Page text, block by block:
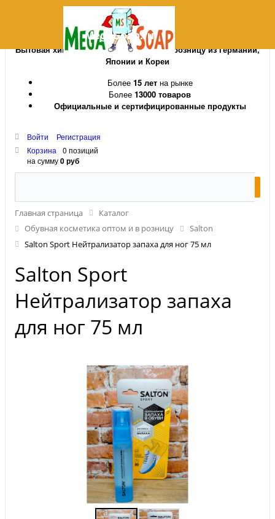
MegaSoap.ru
Бытовая химия и косметика оптом и в розницу из Германии,
Японии и Кореи
Более 15 летна рынке
Более 13000 товаров
Официальные и сертифицированные продукты
Войти
Регистрация
Корзина
0 позиций
на сумму0 руб
Главная страница
Каталог
Обувная косметика оптом и в розницу
Salton
Salton Sport Нейтрализатор запаха для ног 75 мл
Salton Sport
Нейтрализатор запаха
для ног 75 мл